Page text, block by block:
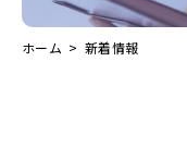
ホーム 新着情報